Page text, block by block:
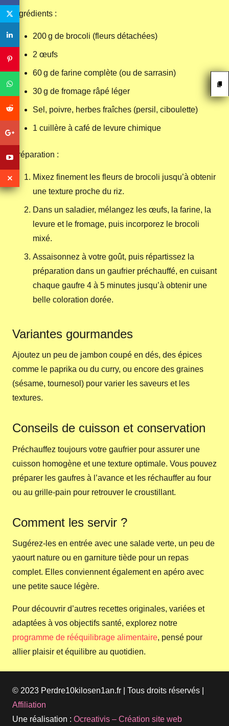
Ingrédients :
200 g de brocoli (fleurs détachées)
2 œufs
60 g de farine complète (ou de sarrasin)
30 g de fromage râpé léger
Sel, poivre, herbes fraîches (persil, ciboulette)
1 cuillère à café de levure chimique
Préparation :
Mixez finement les fleurs de brocoli jusqu’à obtenir
une texture proche du riz.
Dans un saladier, mélangez les œufs, la farine, la
levure et le fromage, puis incorporez le brocoli
mixé.
Assaisonnez à votre goût, puis répartissez la
préparation dans un gaufrier préchauffé, en cuisant
chaque gaufre 4 à 5 minutes jusqu’à obtenir une
belle coloration dorée.
Variantes gourmandes
Ajoutez un peu de jambon coupé en dés, des épices
comme le paprika ou du curry, ou encore des graines
(sésame, tournesol) pour varier les saveurs et les
textures.
Conseils de cuisson et conservation
Préchauffez toujours votre gaufrier pour assurer une
cuisson homogène et une texture optimale. Vous pouvez
préparer les gaufres à l’avance et les réchauffer au four
ou au grille-pain pour retrouver le croustillant.
Comment les servir ?
Sugérez-les en entrée avec une salade verte, un peu de
yaourt nature ou en garniture tiède pour un repas
complet. Elles conviennent également en apéro avec
une petite sauce légère.
Pour découvrir d’autres recettes originales, variées et
adaptées à vos objectifs santé, explorez notre
programme de rééquilibrage alimentaire, pensé pour
allier plaisir et équilibre au quotidien.
© 2023 Perdre10kilosen1an.fr | Tous droits réservés |
Affiliation
Une réalisation : Ocreativis – Création site web